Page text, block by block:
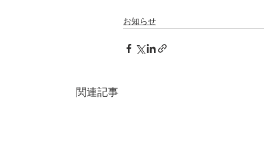
お知らせ
関連記事